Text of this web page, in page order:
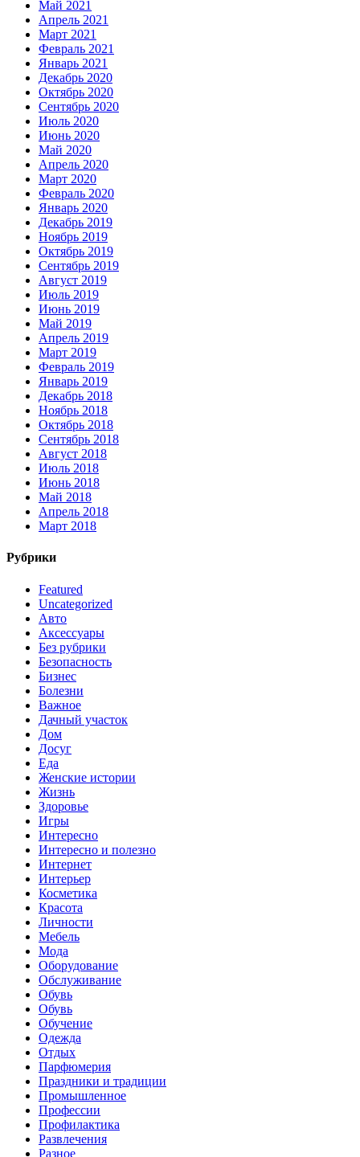
Май 2021
Апрель 2021
Март 2021
Февраль 2021
Январь 2021
Декабрь 2020
Октябрь 2020
Сентябрь 2020
Июль 2020
Июнь 2020
Май 2020
Апрель 2020
Март 2020
Февраль 2020
Январь 2020
Декабрь 2019
Ноябрь 2019
Октябрь 2019
Сентябрь 2019
Август 2019
Июль 2019
Июнь 2019
Май 2019
Апрель 2019
Март 2019
Февраль 2019
Январь 2019
Декабрь 2018
Ноябрь 2018
Октябрь 2018
Сентябрь 2018
Август 2018
Июль 2018
Июнь 2018
Май 2018
Апрель 2018
Март 2018
Рубрики
Featured
Uncategorized
Авто
Аксессуары
Без рубрики
Безопасность
Бизнес
Болезни
Важное
Дачный участок
Дом
Досуг
Еда
Женские истории
Жизнь
Здоровье
Игры
Интересно
Интересно и полезно
Интернет
Интерьер
Косметика
Красота
Личности
Мебель
Мода
Оборудование
Обслуживание
Обувь
Обувь
Обучение
Одежда
Отдых
Парфюмерия
Праздники и традиции
Промышленное
Профессии
Профилактика
Развлечения
Разное